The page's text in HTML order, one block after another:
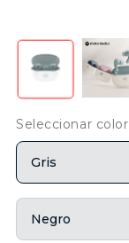
Seleccionar
Gris
Negro